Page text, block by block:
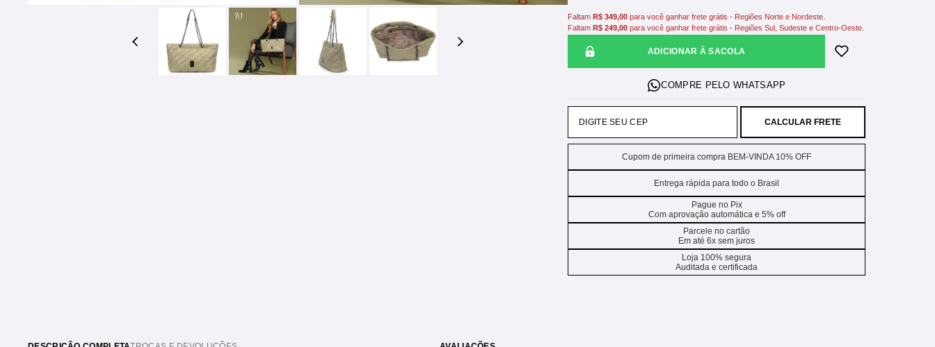
ADICIONAR À SACOLA
Faltam R$ 349,00 para você ganhar frete grátis - Regiões Norte e Nordeste.
Faltam R$ 249,00 para você ganhar frete grátis - Regiões Sul, Sudeste e Centro-Oeste.
CALCULAR FRETE
Cupom de primeira compra BEM-VINDA 10% OFF
Entrega rápida para todo o Brasil
Pague no Pix
Com aprovação automática e 5% off
Parcele no cartão
Em até 6x sem juros
Loja 100% segura
Auditada e certificada